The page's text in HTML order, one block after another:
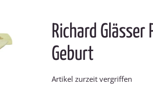
Richard
Geburt
Artikel zurzeit vergriffen